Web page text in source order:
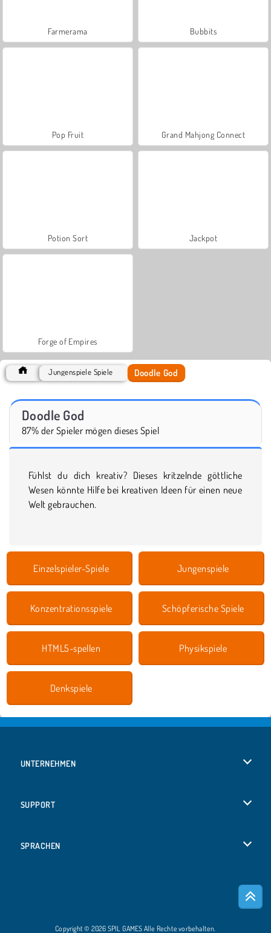
Farmerama Bubbits
Pop Fruit Grand Mahjong Connect
Potion Sort Jackpot
Forge of Empires
Jungenspiele Spiele Doodle God
Doodle God
87% der Spieler mögen dieses Spiel
Fühlst du dich kreativ? Dieses kritzelnde göttliche
Wesen könnte Hilfe bei kreativen Ideen für einen neue
Welt gebrauchen.
Einzelspieler-Spiele Jungenspiele
Konzentrationsspiele Schöpferische Spiele
HTML5-spellen Physikspiele
Denkspiele
UNTERNEHMEN
SUPPORT
SPRACHEN
Copyright © 2026 SPIL GAMES Alle Rechte vorbehalten.